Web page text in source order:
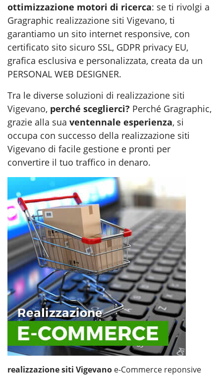
ottimizzazione motori di ricerca: se ti rivolgi a
Gragraphic realizzazione siti Vigevano, ti
garantiamo un sito internet responsive, con
certificato sito sicuro SSL, GDPR privacy EU,
grafica esclusiva e personalizzata, creata da un
PERSONAL WEB DESIGNER.
Tra le diverse soluzioni di realizzazione siti
Vigevano, perché sceglierci? Perché Gragraphic,
grazie alla sua ventennale esperienza, si
occupa con successo della realizzazione siti
Vigevano di facile gestione e pronti per
convertire il tuo traffico in denaro.
realizzazione siti Vigevano e-Commerce reponsive